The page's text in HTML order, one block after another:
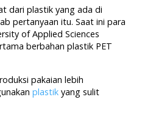
dari plastik yang ada di
pertanyaan itu. Saat ini para
of Applied Sciences
berbahan plastik PET
pakaian lebih
plastik yang sulit